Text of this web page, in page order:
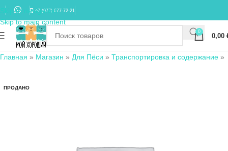
Skip to navigation
Skip to main content
+7 (977) 677-72-21
0
0,00
Главная » Магазин » Для Пёси » Транспортировка и содержание »
ПРОДАНО